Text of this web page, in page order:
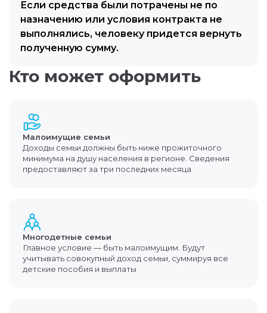
Если средства были потрачены не по
назначению или условия контракта не
выполнялись, человеку придется вернуть
полученную сумму.
Кто может оформить
Малоимущие семьи
Доходы семьи должны быть ниже прожиточного
минимума на душу населения в регионе. Сведения
предоставляют за три последних месяца
Многодетные семьи
Главное условие — быть малоимущим. Будут
учитывать совокупный доход семьи, суммируя все
детские пособия и выплаты